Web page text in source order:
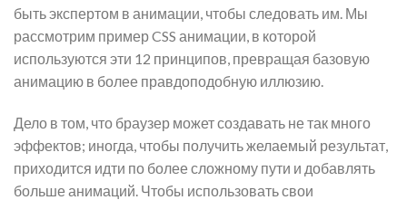
быть экспертом в анимации, чтобы следовать им. Мы
рассмотрим пример CSS анимации, в которой
используются эти 12 принципов, превращая базовую
анимацию в более правдоподобную иллюзию.
Дело в том, что браузер может создавать не так много
эффектов; иногда, чтобы получить желаемый результат,
приходится идти по более сложному пути и добавлять
больше анимаций. Чтобы использовать свои